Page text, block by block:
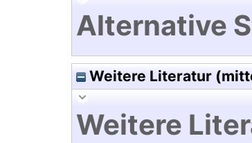
Alternative
Weitere Literatur
Weitere